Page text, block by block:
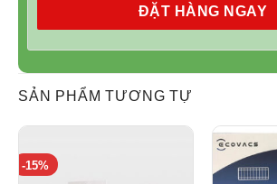
ĐẶT HÀNG NGAY
SẢN PHẨM TƯƠNG TỰ
-15%